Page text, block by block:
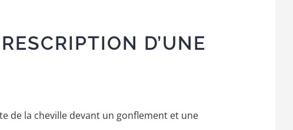
D’UNE
de la cheville devant un gonflement et une